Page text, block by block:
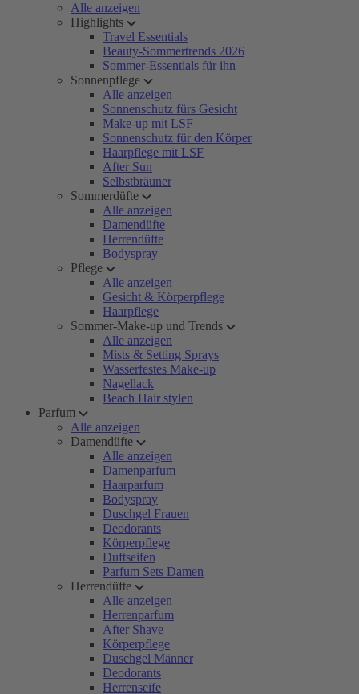
Alle anzeigen
Highlights
Travel Essentials
Beauty-Sommertrends 2026
Sommer-Essentials für ihn
Sonnenpflege
Alle anzeigen
Sonnenschutz fürs Gesicht
Make-up mit LSF
Sonnenschutz für den Körper
Haarpflege mit LSF
After Sun
Selbstbräuner
Sommerdüfte
Alle anzeigen
Damendüfte
Herrendüfte
Bodyspray
Pflege
Alle anzeigen
Gesicht & Körperpflege
Haarpflege
Sommer-Make-up und Trends
Alle anzeigen
Mists & Setting Sprays
Wasserfestes Make-up
Nagellack
Beach Hair stylen
Parfum
Alle anzeigen
Damendüfte
Alle anzeigen
Damenparfum
Haarparfum
Bodyspray
Duschgel Frauen
Deodorants
Körperpflege
Duftseifen
Parfum Sets Damen
Herrendüfte
Alle anzeigen
Herrenparfum
After Shave
Körperpflege
Duschgel Männer
Deodorants
Herrenseife